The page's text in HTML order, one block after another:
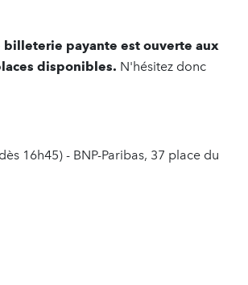
billeterie payante est ouverte aux
disponibles. N'hésitez donc
16h45) - BNP-Paribas, 37 place du